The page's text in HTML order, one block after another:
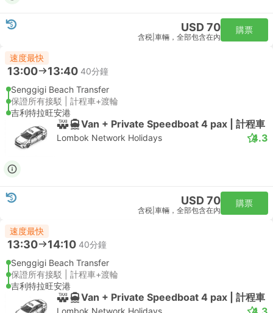
USD 70
含税 車輛，全部包含在內
購票
速度最快
13:00 13:40 40分鐘
Senggigi Beach Transfer
保證所有接駁 | 計程車+渡輪
吉利特拉旺安港
Van + Private Speedboat 4 pax | 計程車
Lombok Network Holidays 4.3
USD 70
含税 車輛，全部包含在內
購票
速度最快
13:30 14:10 40分鐘
Senggigi Beach Transfer
保證所有接駁 | 計程車+渡輪
吉利特拉旺安港
Van + Private Speedboat 4 pax | 計程車
Lombok Network Holidays